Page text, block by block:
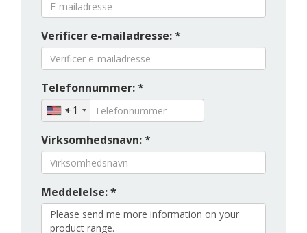
Verificer e-mailadresse: *
Telefonnummer: *
+1
Virksomhedsnavn: *
Meddelelse: *